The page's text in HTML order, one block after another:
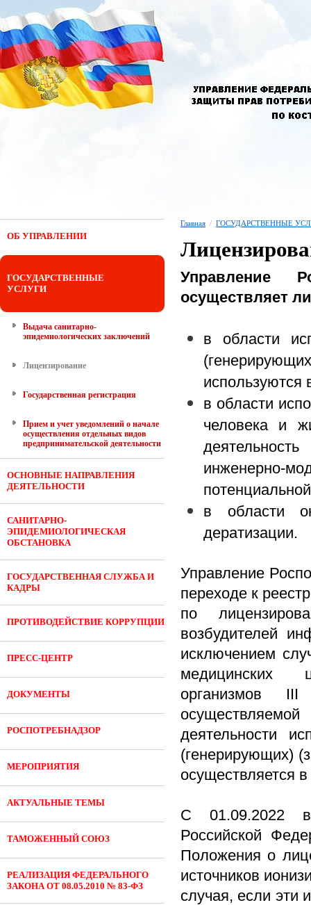
ОБ УПРАВЛЕНИИ
ГОСУДАРСТВЕННЫЕ
УСЛУГИ
Выдача санитарно-
эпидемиологических заключений
Лицензирование
Государственная регистрация
Прием и учет уведомлений о начале
осуществления отдельных видов
предпринимательской деятельности
ОСНОВНЫЕ НАПРАВЛЕНИЯ
ДЕЯТЕЛЬНОСТИ
САНИТАРНО-
ЭПИДЕМИОЛОГИЧЕСКАЯ
ОБСТАНОВКА
ГОСУДАРСТВЕННАЯ СЛУЖБА И
КАДРЫ
ПРОТИВОДЕЙСТВИЕ КОРРУПЦИИ
ПРЕСС-ЦЕНТР
ДОКУМЕНТЫ
РОСПОТРЕБНАДЗОР
МЕРОПРИЯТИЯ
АКТУАЛЬНЫЕ ТЕМЫ
ТАМОЖЕННЫЙ СОЮЗ
РЕАЛИЗАЦИЯ ФЕДЕРАЛЬНОГО
ЗАКОНА ОТ 08.05.2010 № 83-ФЗ
Главная / ГОСУДАРСТВЕННЫЕ
Управление
осуществляет
в области
используются
в области
человека и
инженерно-
в области
дератизации.
Управление
переходе к
по
возбудителей
исключением
медицинских
организмов
деятельности
(генерирующих)
осуществляется
С 01.09.2022
Российской
Положения о
источников
случая, если эти